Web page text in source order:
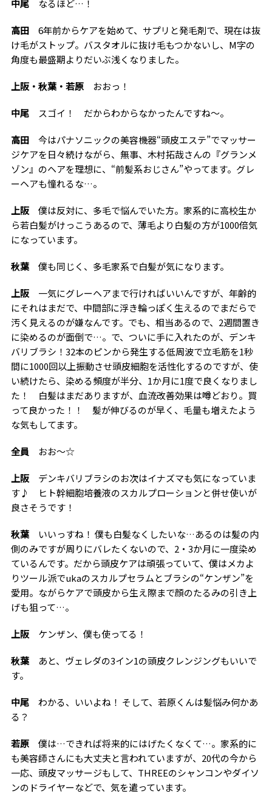
中尾なるほど…！
高田6年前からケアを始めて、サプリと発毛剤で、現在は抜
け毛がストップ。バスタオルに抜け毛もつかないし、M字の
角度も最盛期よりだいぶ浅くなりました。
上阪・秋葉・若原おおっ！
中尾スゴイ！ だからわからなかったんですね〜。
高田今はパナソニックの美容機器“頭皮エステ”でマッサー
ジケアを日々続けながら、無事、木村拓哉さんの『グランメ
ゾン』のヘアを理想に、“前髪系おじさん”やってます。グレ
ーヘアも憧れるな…。
上阪僕は反対に、多毛で悩んでいた方。家系的に高校生か
ら若白髪がけっこうあるので、薄毛より白髪の方が1000倍気
になっています。
秋葉僕も同じく、多毛家系で白髪が気になります。
上阪一気にグレーヘアまで行ければいいんですが、年齢的
にそれはまだで、中間部に浮き輪っぽく生えるのでまだらで
汚く見えるのが嫌なんです。でも、相当あるので、2週間置き
に染めるのが面倒で…。で、ついに手に入れたのが、デンキ
バリブラシ！32本のピンから発生する低周波で立毛筋を1秒
間に1000回以上振動させ頭皮細胞を活性化するのですが、使
い続けたら、染める頻度が半分、1か月に1度で良くなりまし
た！ 白髪はまだありますが、血流改善効果は噂どおり。買
って良かった！！ 髪が伸びるのが早く、毛量も増えたよう
な気もしてます。
全員 おお〜☆
上阪デンキバリブラシのお次はイナズマも気になっていま
す♪ ヒト幹細胞培養液のスカルプローションと併せ使いが
良さそうです！
秋葉いいっすね！ 僕も白髪なくしたいな…あるのは髪の内
側のみですが周りにバレたくないので、2・3か月に一度染め
ているんです。だから頭皮ケアは頑張っていて、僕はメカよ
りツール派でukaのスカルプセラムとブラシの“ケンザン”を
愛用。ながらケアで頭皮から生え際まで顔のたるみの引き上
げも狙って…。
上阪ケンザン、僕も使ってる！
秋葉あと、ヴェレダの3イン1の頭皮クレンジングもいいで
す。
中尾わかる、いいよね！ そして、若原くんは髪悩み何かあ
る？
若原僕は…できれば将来的にはげたくなくて…。家系的に
も美容師さんにも大丈夫と言われていますが、20代の今から
一応、頭皮マッサージもして、THREEのシャンコンやダイソ
ンのドライヤーなどで、気を遣っています。